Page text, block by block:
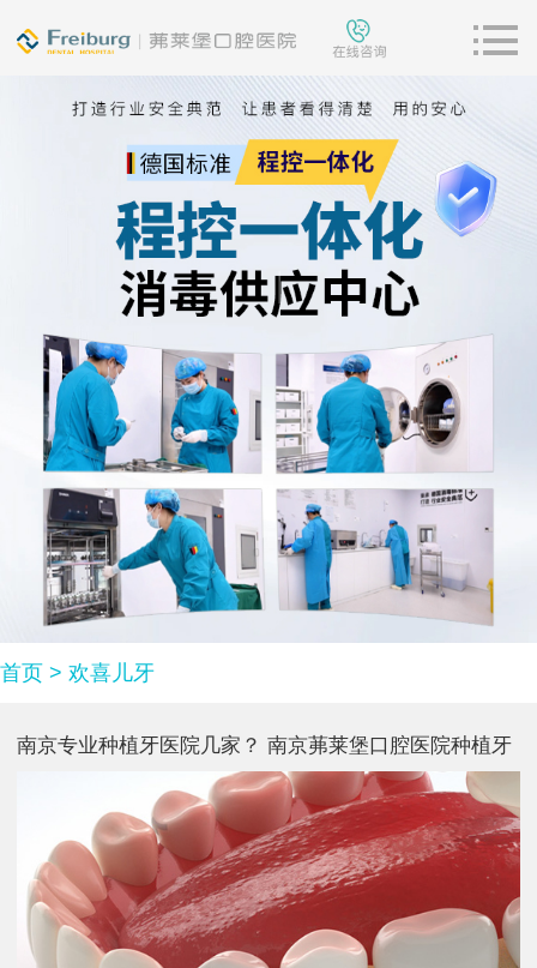
首页 > 欢喜儿牙
南京专业种植牙医院几家？ 南京茀莱堡口腔医院种植牙